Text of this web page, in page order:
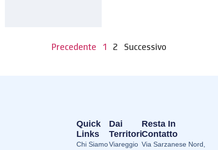
Precedente 1 2 Successivo
Dai
Territori
Viareggio
Quick
Links
Chi Siamo
Resta In
Contatto
Via Sarzanese Nord,